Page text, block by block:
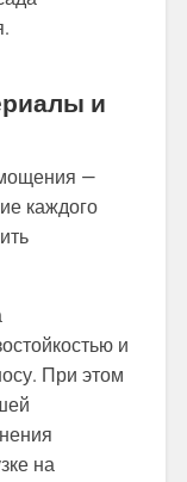
и
—
каждого
и
При этом
на